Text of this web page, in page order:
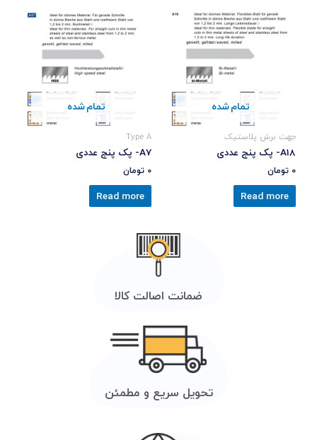
تمام شده
جهت برش پلاستیک
A18- پک پنج عددی
0 تومان
Read more
تمام شده
Type A
A7- پک پنج عددی
0 تومان
Read more
ضمانت اصالت کالا
تحویل سریع و مطمئن